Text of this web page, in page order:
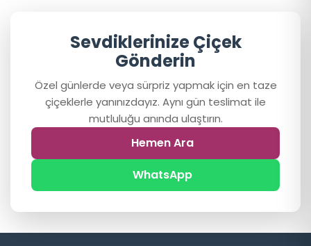
Sevdiklerinize Çiçek
Gönderin
Özel günlerde veya sürpriz yapmak için en taze
çiçeklerle yanınızdayız. Aynı gün teslimat ile
mutluluğu anında ulaştırın.
Hemen Ara
WhatsApp